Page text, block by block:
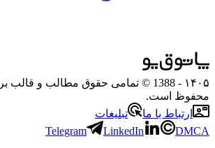
۱۴۰۵
- 1388 © تمامی حقوق مطالب و قالب
محفوظ است.
ارتباط با ما
تبلیغات
Telegram
LinkedIn DMCA